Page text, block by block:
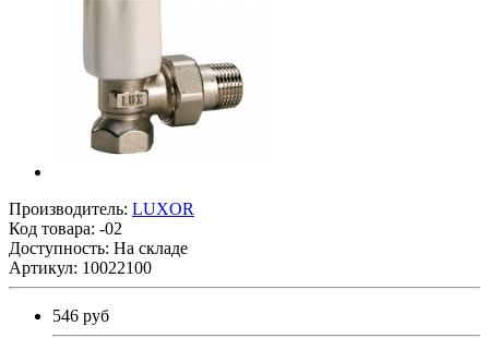
Производитель: LUXOR
Код товара: -02
Доступность: На складе
Артикул: 10022100
546 руб